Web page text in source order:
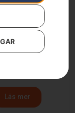
Clear
Läs mer